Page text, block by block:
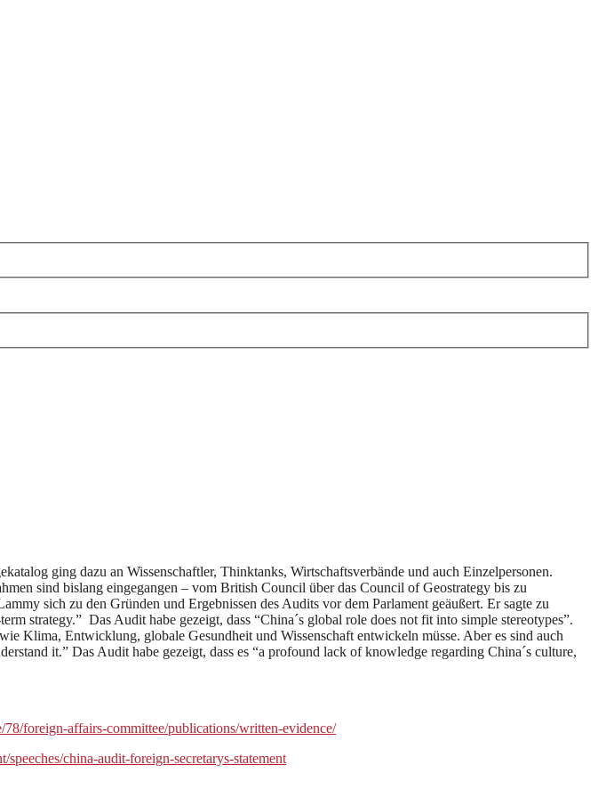
ging dazu an Wissenschaftler, Thinktanks, Wirtschaftsverbände und auch Einzelpersonen.
sind bislang eingegangen – vom British Council über das Council of Geostrategy bis zu
sich zu den Gründen und Ergebnissen des Audits vor dem Parlament geäußert. Er sagte zu
strategy.” Das Audit habe gezeigt, dass “China´s global role does not fit into simple stereotypes”.
Klima, Entwicklung, globale Gesundheit und Wissenschaft entwickeln müsse. Aber es sind auch
it.” Das Audit habe gezeigt, dass es “a profound lack of knowledge regarding China´s culture,
foreign-affairs-committee/publications/written-evidence/
china-audit-foreign-secretarys-statement